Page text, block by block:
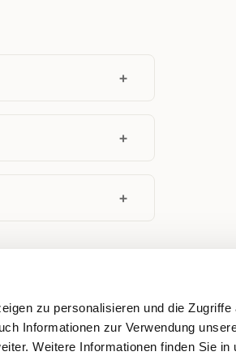
zu personalisieren und die Zugriffe
Informationen zur Verwendung
Weitere Informationen finden Sie in